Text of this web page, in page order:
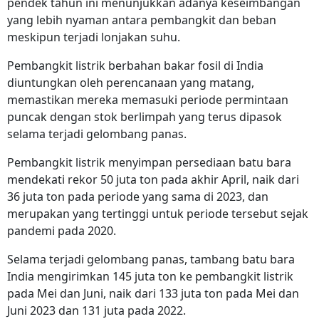
yang lebih nyaman antara pembangkit dan beban
meskipun terjadi lonjakan suhu.
Pembangkit listrik berbahan bakar fosil di India
diuntungkan oleh perencanaan yang matang,
memastikan mereka memasuki periode permintaan
puncak dengan stok berlimpah yang terus dipasok
selama terjadi gelombang panas.
Pembangkit listrik menyimpan persediaan batu bara
mendekati rekor 50 juta ton pada akhir April, naik dari
36 juta ton pada periode yang sama di 2023, dan
merupakan yang tertinggi untuk periode tersebut sejak
pandemi pada 2020.
Selama terjadi gelombang panas, tambang batu bara
India mengirimkan 145 juta ton ke pembangkit listrik
pada Mei dan Juni, naik dari 133 juta ton pada Mei dan
Juni 2023 dan 131 juta pada 2022.